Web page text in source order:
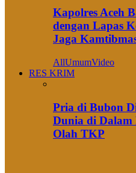
Kapolres Aceh
dengan Lapas
Jaga
AllUmumVideo
RES KRIM
Pria di Bubon
Dunia di
Olah TKP